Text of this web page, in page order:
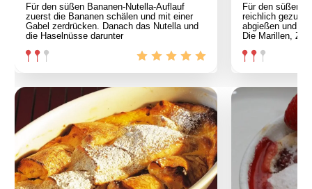
Für den süßen Bananen-Nutella-Auflauf
zuerst die Bananen schälen und mit einer
Gabel zerdrücken. Danach das Nutella und
die Haselnüsse darunter
Für den süßen
reichlich
abgießen und
Die Marillen,